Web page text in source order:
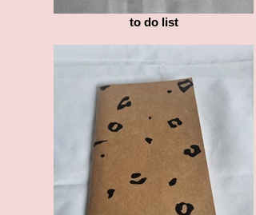
to do list